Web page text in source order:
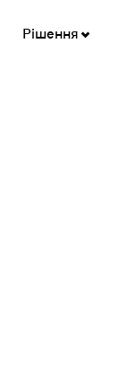
Рішення